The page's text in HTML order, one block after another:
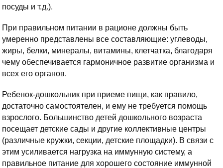
посуды и т.д.).
При правильном питании в рационе должны быть
умеренно представлены все составляющие: углеводы,
жиры, белки, минералы, витамины, клетчатка, благодаря
чему обеспечивается гармоничное развитие организма и
всех его органов.
Ребенок-дошкольник при приеме пищи, как правило,
достаточно самостоятелен, и ему не требуется помощь
взрослого. Большинство детей дошкольного возраста
посещает детские сады и другие коллективные центры
(различные кружки, секции, детские площадки). В связи с
этим усиливается нагрузка на иммунную систему, а
правильное питание для хорошего состояние иммунной